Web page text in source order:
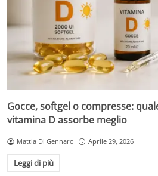
Gocce, softgel o compresse:
vitamina D assorbe meglio
Mattia Di Gennaro Aprile 29, 2026
Leggi di più